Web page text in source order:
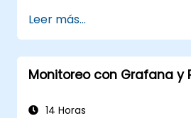
Leer más...
Monitoreo con Grafana y
14 Horas